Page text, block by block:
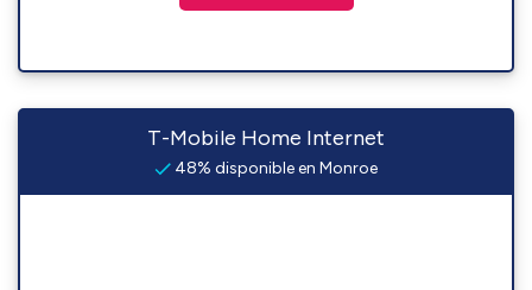
T-Mobile Home Internet
48% disponible en Monroe